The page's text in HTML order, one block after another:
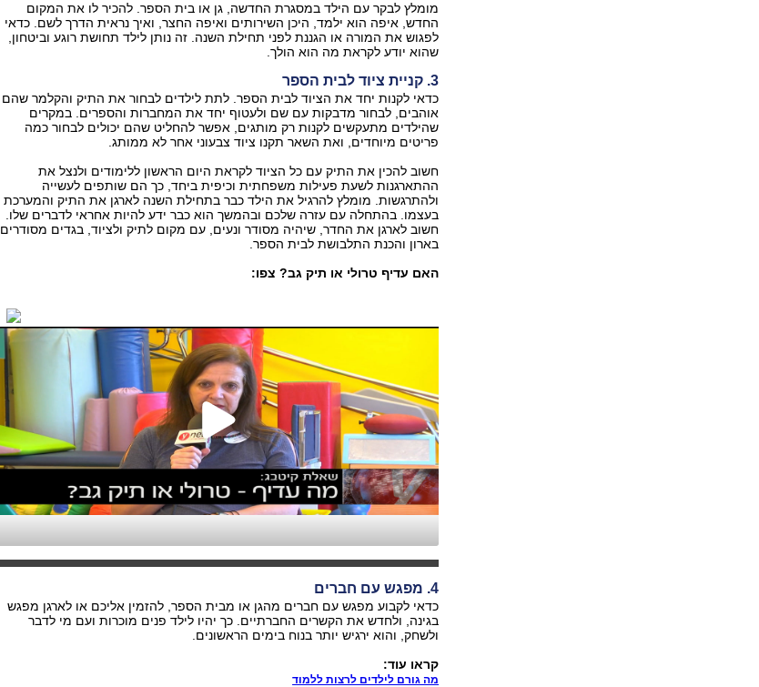
מומלץ לבקר עם הילד במסגרת החדשה, גן או בית הספר. להכיר לו את המקום
החדש, איפה הוא ילמד, היכן השירותים ואיפה החצר, ואיך נראית הדרך לשם. כדאי
לפגוש את המורה או הגננת לפני תחילת השנה. זה נותן לילד תחושת רוגע וביטחון,
שהוא יודע לקראת מה הוא הולך.
3. קניית ציוד לבית הספר
כדאי לקנות יחד את הציוד לבית הספר. לתת לילדים לבחור את התיק והקלמר שהם
אוהבים, לבחור מדבקות עם שם ולעטוף יחד את המחברות והספרים. במקרים
שהילדים מתעקשים לקנות רק מותגים, אפשר להחליט שהם יכולים לבחור כמה
פריטים מיוחדים, ואת השאר תקנו ציוד צבעוני אחר לא ממותג.
חשוב להכין את התיק עם כל הציוד לקראת היום הראשון ללימודים ולנצל את
ההתארגנות לשעת פעילות משפחתית וכיפית ביחד, כך הם שותפים לעשייה
ולהתרגשות. מומלץ להרגיל את הילד כבר בתחילת השנה לארגן את התיק והמערכת
בעצמו. בהתחלה עם עזרה שלכם ובהמשך הוא כבר ידע להיות אחראי לדברים שלו.
חשוב לארגן את החדר, שיהיה מסודר ונעים, עם מקום לתיק ולציוד, בגדים מסודרים
בארון והכנת התלבושת לבית הספר.
האם עדיף טרולי או תיק גב? צפו:
4. מפגש עם חברים
כדאי לקבוע מפגש עם חברים מהגן או מבית הספר, להזמין אליכם או לארגן מפגש
בגינה, ולחדש את הקשרים החברתיים. כך יהיו לילד פנים מוכרות ועם מי לדבר
ולשחק, והוא ירגיש יותר בנוח בימים הראשונים.
קראו עוד:
מה גורם לילדים לרצות ללמוד